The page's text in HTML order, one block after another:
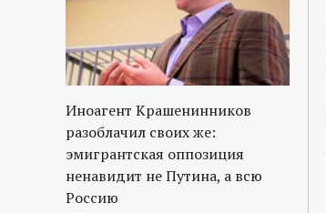
Иноагент Крашенинников
разоблачил своих же:
эмигрантская оппозиция
ненавидит не Путина, а всю
Россию